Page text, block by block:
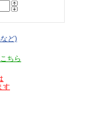
ど)
ちら
す